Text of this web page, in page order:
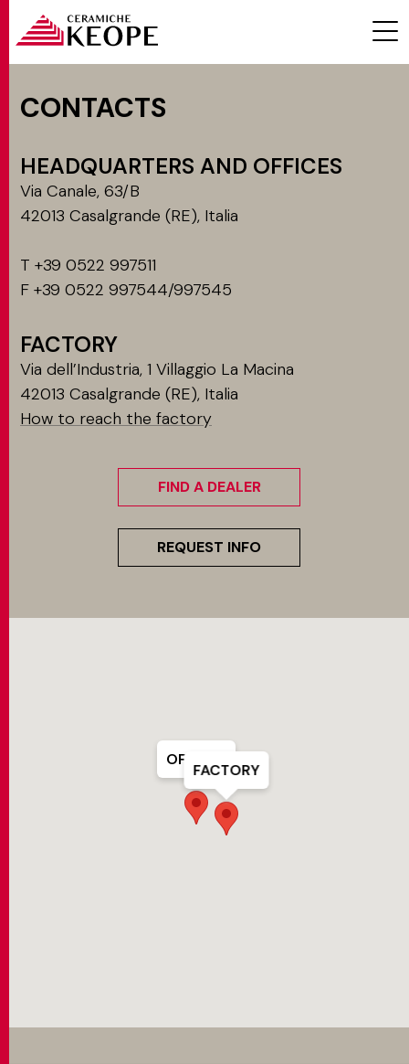
PROJECTS
CONTACTS
CONTACTS
HEADQUARTERS AND OFFICES
Via Canale, 63/B
42013 Casalgrande (RE), Italia
T +39 0522 997511
F +39 0522 997544/997545
FACTORY
Via dell’Industria, 1 Villaggio La Macina
42013 Casalgrande (RE), Italia
How to reach the factory
FIND A DEALER
REQUEST INFO
FACTORY
OFFICES